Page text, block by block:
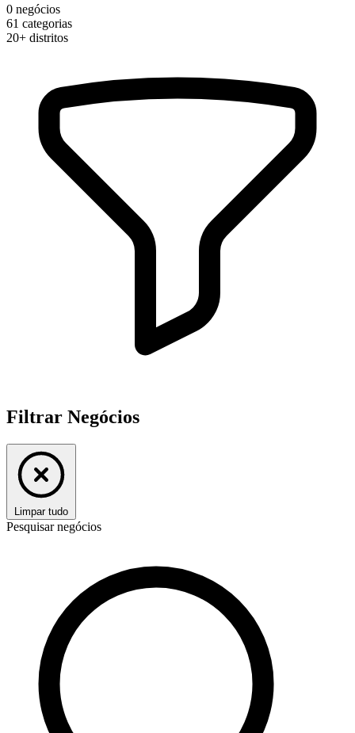
0 negócios
61 categorias
20+ distritos
Filtrar Negócios
Limpar tudo
Pesquisar negócios